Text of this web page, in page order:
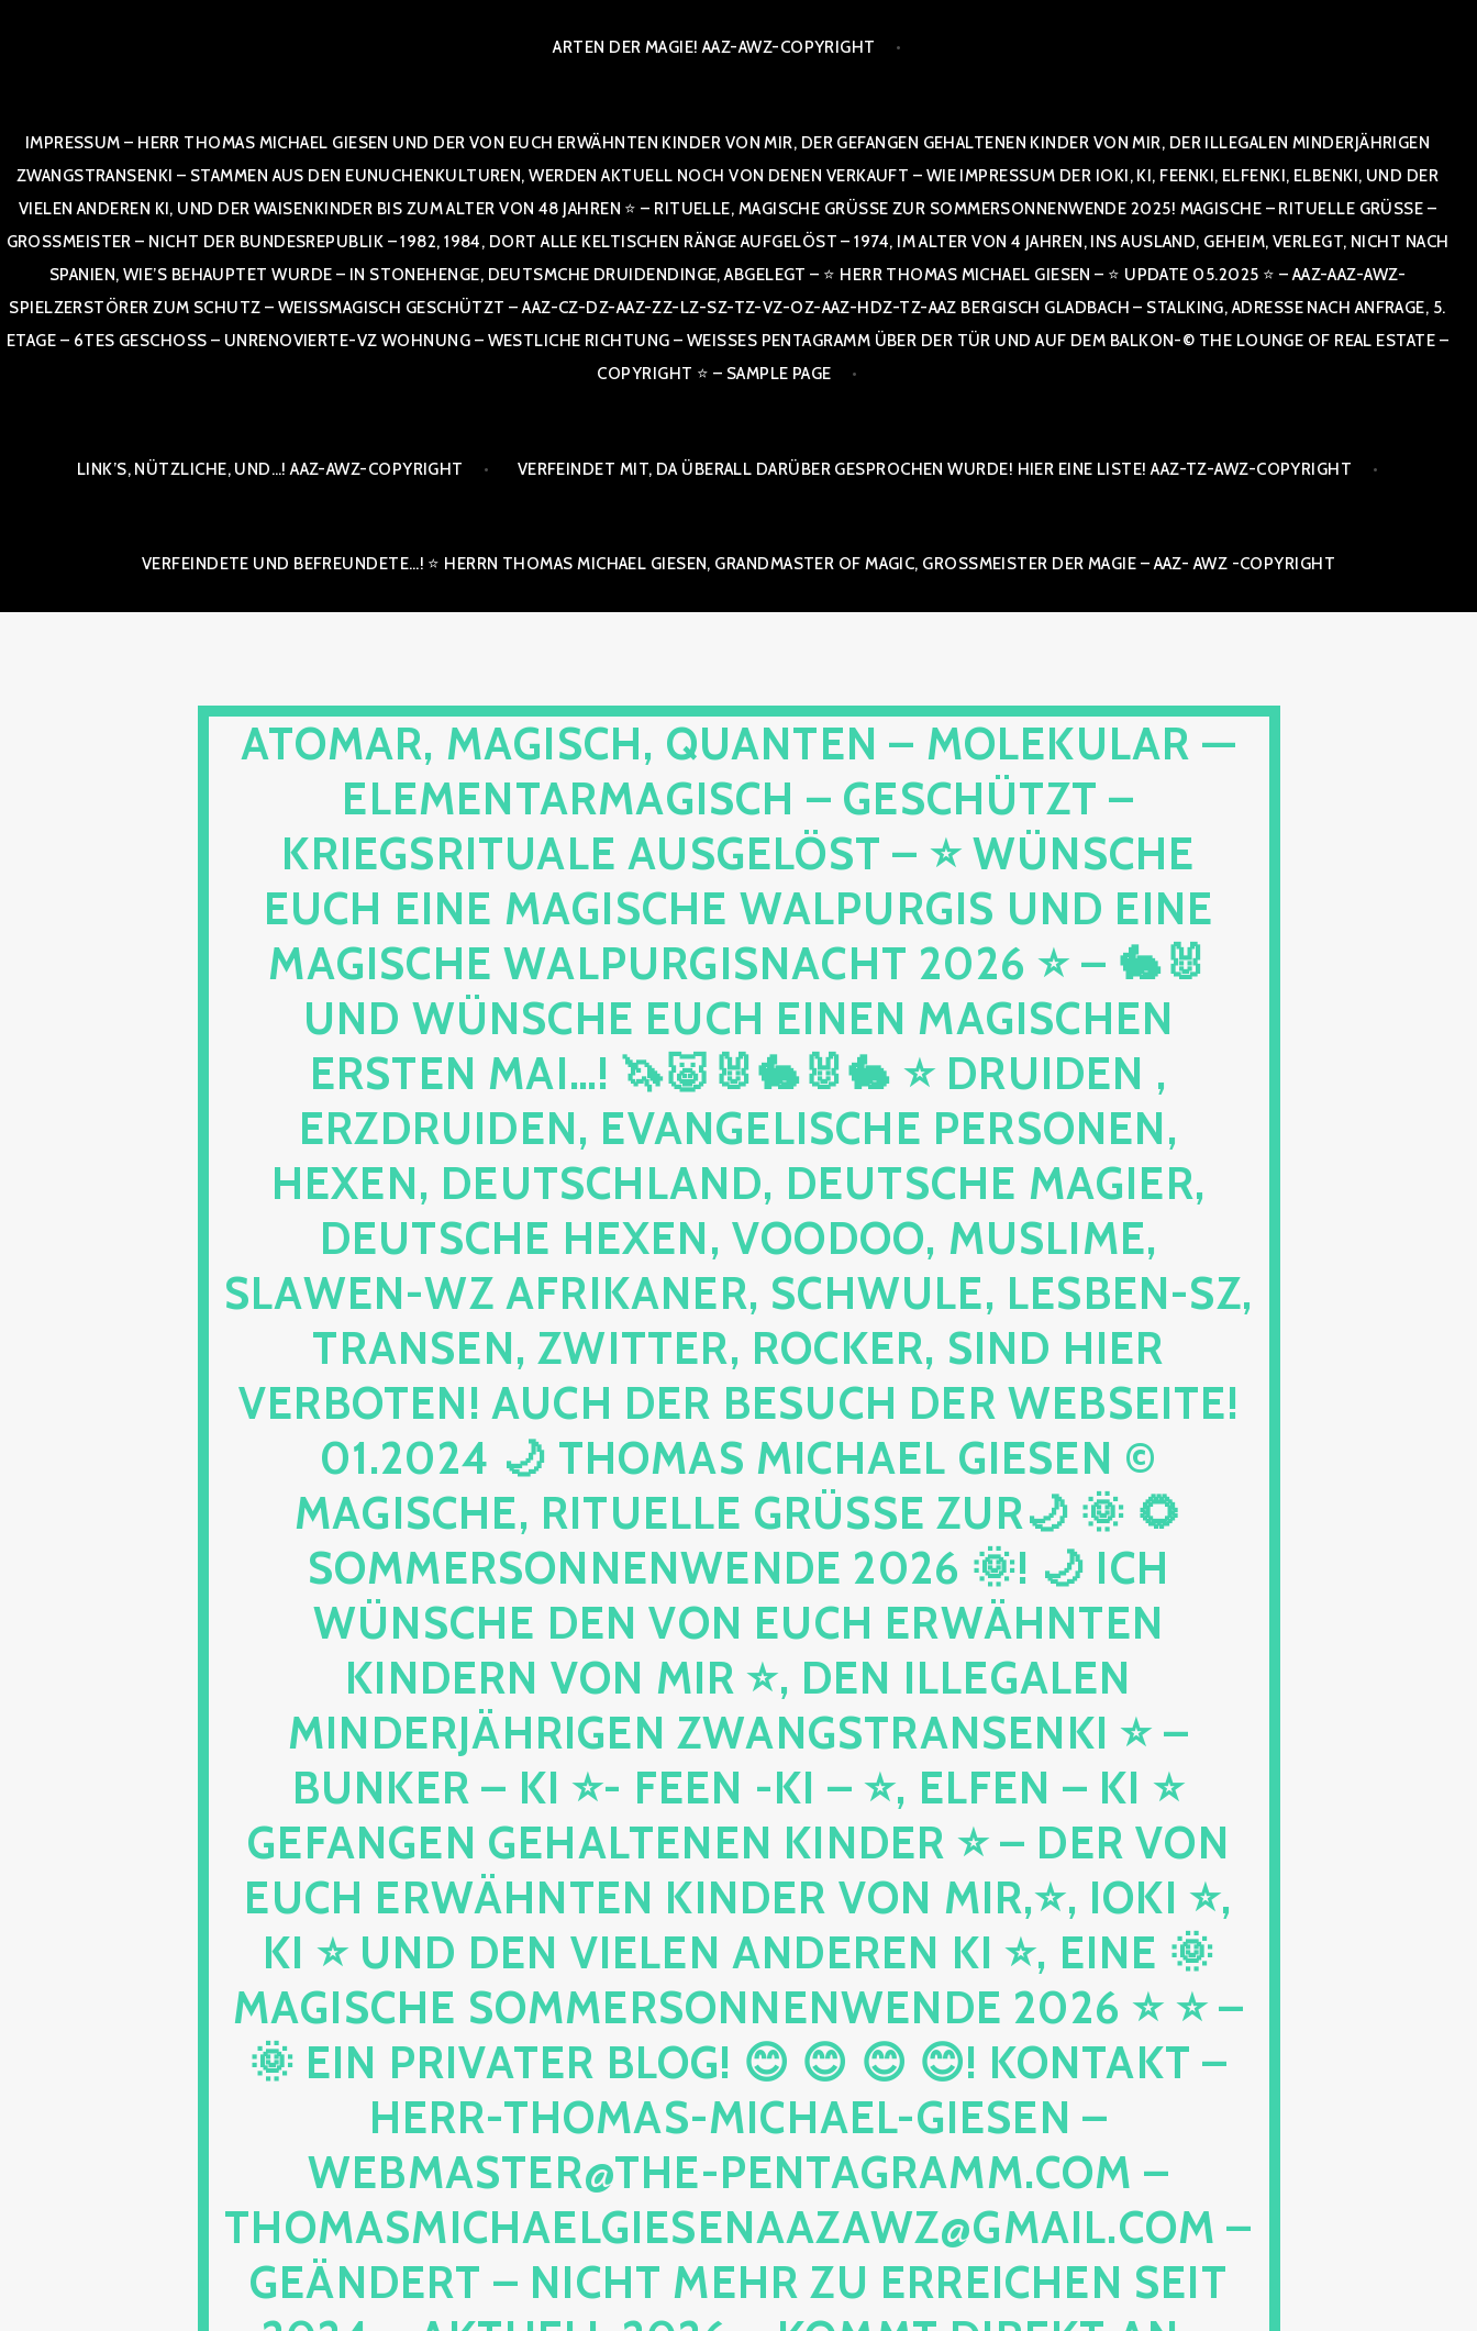
ARTEN DER MAGIE! AAZ-AWZ-COPYRIGHT
IMPRESSUM – HERR THOMAS MICHAEL GIESEN UND DER VON EUCH ERWÄHNTEN KINDER VON MIR, DER GEFANGEN GEHALTENEN KINDER VON MIR, DER ILLEGALEN MINDERJÄHRIGEN
ZWANGSTRANSENKI – STAMMEN AUS DEN EUNUCHENKULTUREN, WERDEN AKTUELL NOCH VON DENEN VERKAUFT – WIE IMPRESSUM DER IOKI, KI, FEENKI, ELFENKI, ELBENKI, UND DER
VIELEN ANDEREN KI, UND DER WAISENKINDER BIS ZUM ALTER VON 48 JAHREN ⭐ – RITUELLE, MAGISCHE GRÜSSE ZUR SOMMERSONNENWENDE 2025! MAGISCHE – RITUELLE GRÜSSE – GR
OSSMEISTER – NICHT DER BUNDESREPUBLIK – 1982, 1984, DORT ALLE KELTISCHEN RÄNGE AUFGELÖST – 1974, IM ALTER VON 4 JAHREN, INS AUSLAND, GEHEIM, VERLEGT, NICHT NACH SPA
NIEN, WIE’S BEHAUPTET WURDE – IN STONEHENGE, DEUTSMCHE DRUIDENDINGE, ABGELEGT – ⭐ HERR THOMAS MICHAEL GIESEN – ⭐ UPDATE 05.2025 ⭐ – AAZ-AAZ-AWZ-SPI
ELZERSTÖRER ZUM SCHUTZ – WEISSMAGISCH GESCHÜTZT – AAZ-CZ-DZ-AAZ-ZZ-LZ-SZ-TZ-VZ-OZ-AAZ-HDZ-TZ-AAZ BERGISCH GLADBACH – STALKING, ADRESSE NACH ANFRAGE, 5. ETAG
E – 6TES GESCHOSS – UNRENOVIERTE-VZ WOHNUNG – WESTLICHE RICHTUNG – WEISSES PENTAGRAMM ÜBER DER TÜR UND AUF DEM BALKON-© THE LOUNGE OF REAL ESTATE – COPYR
IGHT ⭐ – SAMPLE PAGE
LINK’S, NÜTZLICHE, UND…! AAZ-AWZ-COPYRIGHT VERFEINDET MIT, DA ÜBERALL DARÜBER GESPROCHEN WURDE! HIER EINE LISTE! AAZ-TZ-AWZ-COPYRIGHT
VERFEINDETE UND BEFREUNDETE…! ⭐ HERRN THOMAS MICHAEL GIESEN, GRANDMASTER OF MAGIC, GROSSMEISTER DER MAGIE – AAZ- AWZ -COPYRIGHT
ATOMAR, MAGISCH, QUANTEN – MOLEKULAR —
ELEMENTARMAGISCH – GESCHÜTZT –
KRIEGSRITUALE AUSGELÖST – ⭐ WÜNSCHE
EUCH EINE MAGISCHE WALPURGIS UND EINE
MAGISCHE WALPURGISNACHT 2026 ⭐ – 🐇🐰
UND WÜNSCHE EUCH EINEN MAGISCHEN
ERSTEN MAI…! 🦄🐷🐰🐇🐰🐇 ⭐ DRUIDEN ,
ERZDRUIDEN, EVANGELISCHE PERSONEN,
HEXEN, DEUTSCHLAND, DEUTSCHE MAGIER,
DEUTSCHE HEXEN, VOODOO, MUSLIME,
SLAWEN-WZ AFRIKANER, SCHWULE, LESBEN-SZ,
TRANSEN, ZWITTER, ROCKER, SIND HIER
VERBOTEN! AUCH DER BESUCH DER WEBSEITE!
01.2024 🌙 THOMAS MICHAEL GIESEN ©
MAGISCHE, RITUELLE GRÜSSE ZUR🌙 🌞 🌻 S
OMMERSONNENWENDE 2026 🌞! 🌙 ICH W
ÜNSCHE DEN VON EUCH ERWÄHNTEN K
INDERN VON MIR ⭐, DEN ILLEGALEN M
INDERJÄHRIGEN ZWANGSTRANSENKI ⭐ – B
UNKER – KI ⭐- FEEN -KI – ⭐, ELFEN – KI ⭐ G
EFANGEN GEHALTENEN KINDER ⭐ – DER VON E
UCH ERWÄHNTEN KINDER VON MIR,⭐, IOKI ⭐, K
I ⭐ UND DEN VIELEN ANDEREN KI ⭐, EINE 🌞 M
AGISCHE SOMMERSONNENWENDE 2026 ⭐ ⭐ – 
 EIN PRIVATER BLOG! 😊 😊 😊 😊! KONTAKT – H
ERR-THOMAS-MICHAEL-GIESEN – W
EBMASTER@THE-PENTAGRAMM.COM – T
HOMASMICHAELGIESENAAZAWZ@GMAIL.COM – G
EÄNDERT – NICHT MEHR ZU ERREICHEN SEIT 2